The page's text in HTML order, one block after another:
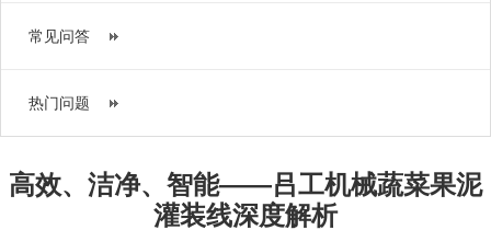
常见问答
热门问题
高效、洁净、智能——吕工机械蔬菜果泥
灌装线深度解析